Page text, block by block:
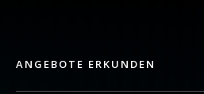
ANGEBOTE ERKUNDEN